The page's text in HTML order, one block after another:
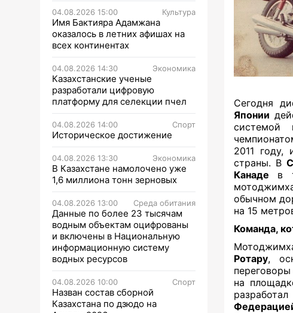
04.08.2026 15:00 Культура
Имя Бактияра Адамжана
оказалось в летних афишах на
всех континентах
04.08.2026 14:30 Экономика
Казахстанские ученые
разработали цифровую
платформу для селекции пчел
04.08.2026 14:00 Спорт
Историческое достижение
04.08.2026 13:30 Экономика
В Казахстане намолочено уже
1,6 миллиона тонн зерновых
04.08.2026 13:00 Среда обитания
Данные по более 23 тысячам
водным объектам оцифрованы
и включены в Национальную
информационную систему
водных ресурсов
04.08.2026 10:00 Спорт
Назван состав сборной
Казахстана по дзюдо на
Сегодня
Японии
системой
2011 году,
страны. В
Канаде в
обычном
на 15
Команда,
Ротару,
на